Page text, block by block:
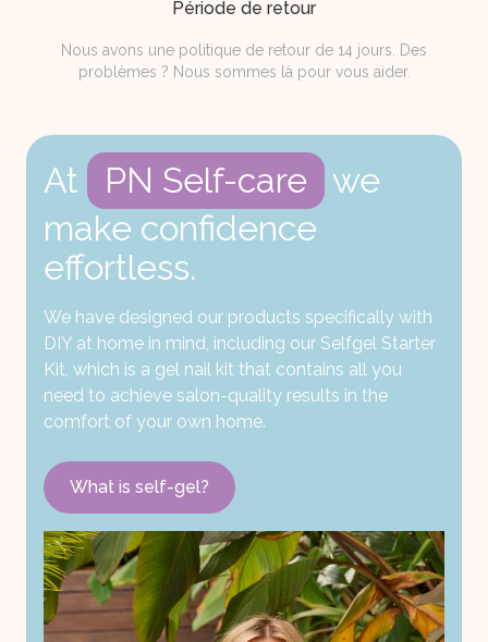
Période de retour
Nous avons une politique de retour de 14 jours. Des
problèmes ? Nous sommes là pour vous aider.
At PN Self-care
we
make confidence
effortless.
We have designed our products specifically with
DIY at home in mind, including our Selfgel Starter
Kit, which is a gel nail kit that contains all you
need to achieve salon-quality results in the
comfort of your own home.
What is self-gel?